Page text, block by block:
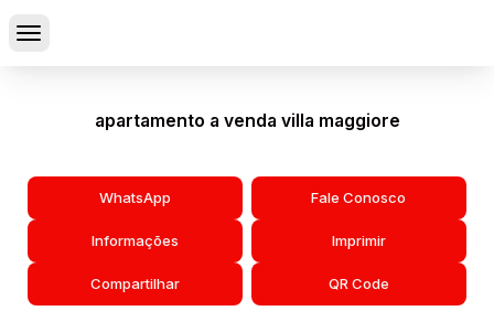
apartamento a venda villa maggiore
WhatsApp Fale Conosco
Informações Imprimir
Compartilhar QR Code